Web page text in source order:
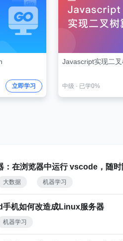
立即学习
Javascript实现二
中级 · 已学0%
：在浏览器中运行 vscode，随
大数据 机器学习
机如何改造成Linux服务器
机器学习